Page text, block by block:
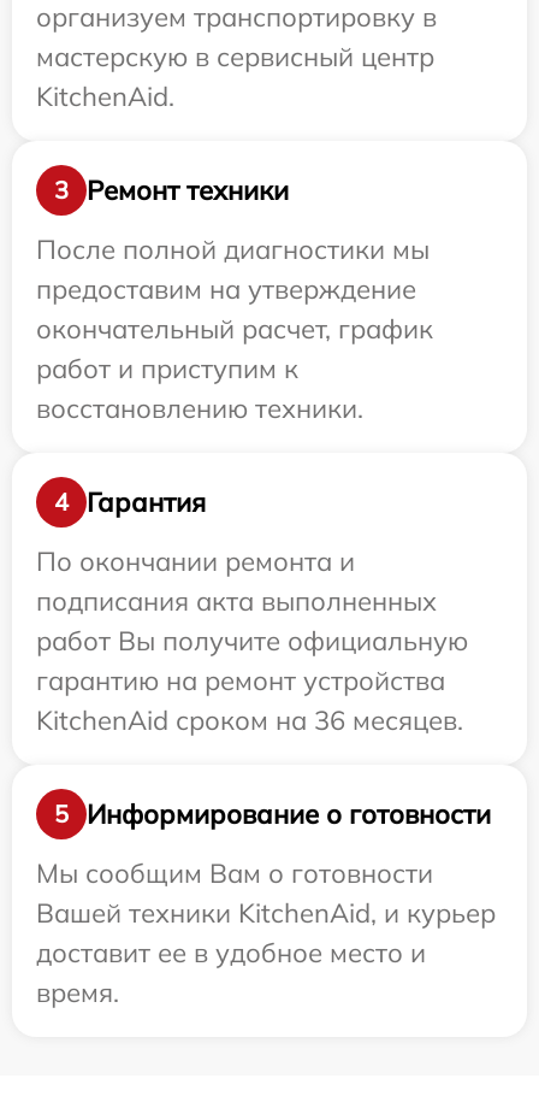
организуем транспортировку в
мастерскую в сервисный центр
KitchenAid.
3
Ремонт техники
После полной диагностики мы
предоставим на утверждение
окончательный расчет, график
работ и приступим к
восстановлению техники.
4
Гарантия
По окончании ремонта и
подписания акта выполненных
работ Вы получите официальную
гарантию на ремонт устройства
KitchenAid сроком на 36 месяцев.
5
Информирование о готовности
Мы сообщим Вам о готовности
Вашей техники KitchenAid, и курьер
доставит ее в удобное место и
время.